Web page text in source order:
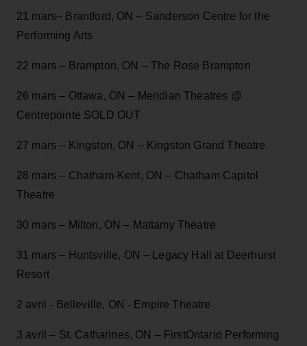
21 mars– Brantford, ON – Sanderson Centre for the
Performing Arts
22 mars – Brampton, ON – The Rose Brampton
26 mars – Ottawa, ON – Meridian Theatres @
Centrepointe SOLD OUT
27 mars – Kingston, ON – Kingston Grand Theatre
28 mars – Chatham-Kent, ON – Chatham Capitol
Theatre
30 mars – Milton, ON – Mattamy Theatre
31 mars – Huntsville, ON – Legacy Hall at Deerhurst
Resort
2 avril - Belleville, ON - Empire Theatre
3 avril – St. Catharines, ON – FirstOntario Performing